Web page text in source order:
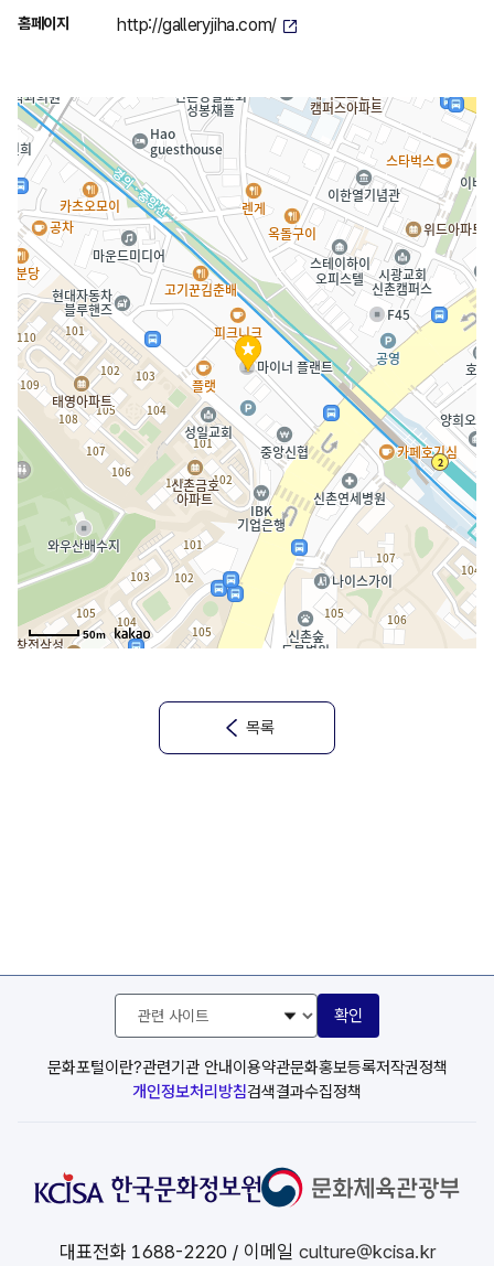
홈페이지 http://galleryjiha.com/
50m
목록
문화포털이란?관련기관 안내이용약관문화홍보등록저작권정책
개인정보처리방침검색결과수집정책
관
사
이
트
확인
대표전화 1688-2220 / 이메일 culture@kcisa.kr